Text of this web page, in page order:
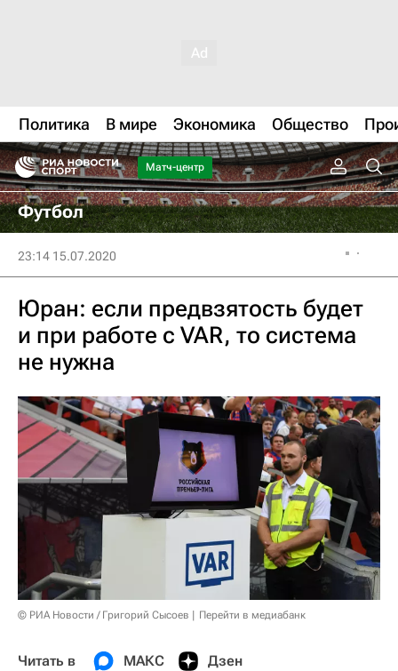
Политика В мире Экономика Общество
Матч-центр
Футбол
23:14 15.07.2020
Юран: если предвзятость будет
и при работе с VAR, то система
не нужна
© РИА Новости / Григорий Сысоев Перейти в медиабанк
Читать в МАКС Дзен